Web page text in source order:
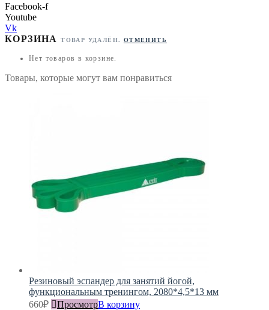
Facebook-f
Youtube
Vk
КОРЗИНАТОВАР УДАЛЁН. ОТМЕНИТЬ
Нет товаров в корзине.
Товары, которые могут вам понравиться
Резиновый эспандер для занятий йогой,
функциональным тренингом, 2080*4,5*13 мм
660₽ ПросмотрВ корзину